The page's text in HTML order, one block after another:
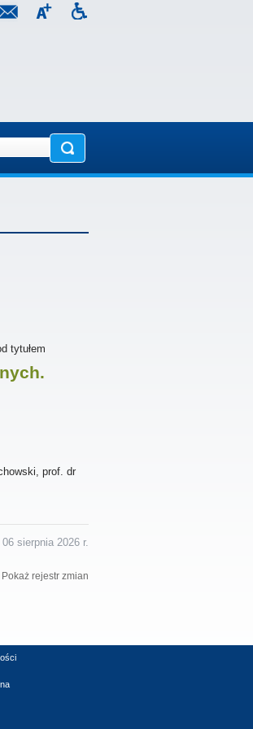
tytułem
prof. dr
sierpnia 2026 r.
Pokaż rejestr zmian